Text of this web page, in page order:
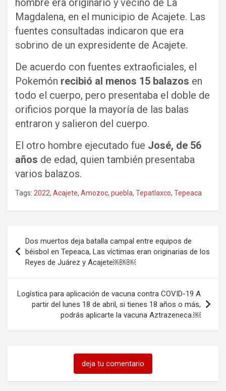
hombre era originario y vecino de La
Magdalena, en el municipio de Acajete. Las
fuentes consultadas indicaron que era
sobrino de un expresidente de Acajete.
De acuerdo con fuentes extraoficiales, el
Pokemón recibió al menos 15 balazos en
todo el cuerpo, pero presentaba el doble de
orificios porque la mayoría de las balas
entraron y salieron del cuerpo.
El otro hombre ejecutado fue José, de 56
años de edad, quien también presentaba
varios balazos.
Tags: 2022, Acajete, Amozoc, puebla, Tepatlaxco, Tepeaca
de
entradas
Dos muertos deja batalla campal entre equipos de
béisbol en Tepeaca, Las víctimas eran originarias de los
Reyes de Juárez y Acajete￼￼￼
Logística para aplicación de vacuna contra COVID-19 A
partir del lunes 18 de abril, si tienes 18 años o más,
podrás aplicarte la vacuna Aztrazeneca.￼
deja tu comentario